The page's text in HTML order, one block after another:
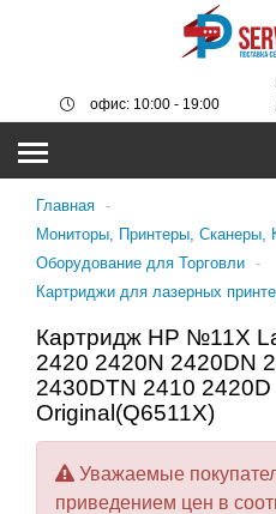
офис: 10:00 - 19:00
Главная -
Мониторы, Принтеры, Сканеры,
Оборудование для Торговли -
Картриджи для лазерных
Картридж HP №11X
2420 2420N 2420DN
2430DTN 2410
Original(Q6511X)
Уважаемые
приведением цен в